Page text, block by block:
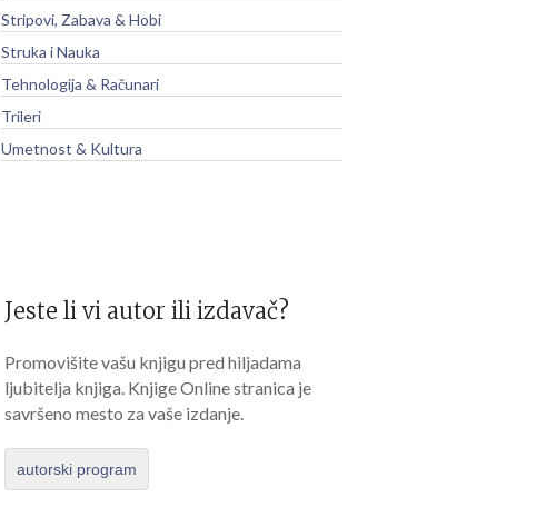
Stripovi, Zabava & Hobi
Struka i Nauka
Tehnologija & Računari
Trileri
Umetnost & Kultura
Jeste li vi autor ili izdavač?
Promovišite vašu knjigu pred hiljadama
ljubitelja knjiga. Knjige Online stranica je
savršeno mesto za vaše izdanje.
autorski program